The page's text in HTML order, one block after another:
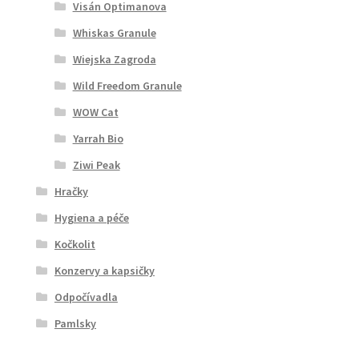
Visán Optimanova
Whiskas Granule
Wiejska Zagroda
Wild Freedom Granule
WOW Cat
Yarrah Bio
Ziwi Peak
Hračky
Hygiena a péče
Kočkolit
Konzervy a kapsičky
Odpočívadla
Pamlsky